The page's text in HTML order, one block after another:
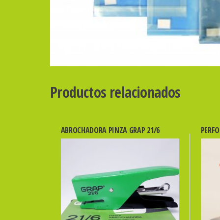
Productos relacionados
ABROCHADORA PINZA GRAP 21/6